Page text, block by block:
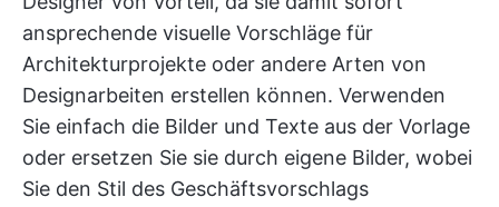
ansprechende visuelle Vorschläge für
Architekturprojekte oder andere Arten von
Designarbeiten erstellen können. Verwenden
Sie einfach die Bilder und Texte aus der Vorlage
oder ersetzen Sie sie durch eigene Bilder, wobei
Sie den Stil des Geschäftsvorschlags